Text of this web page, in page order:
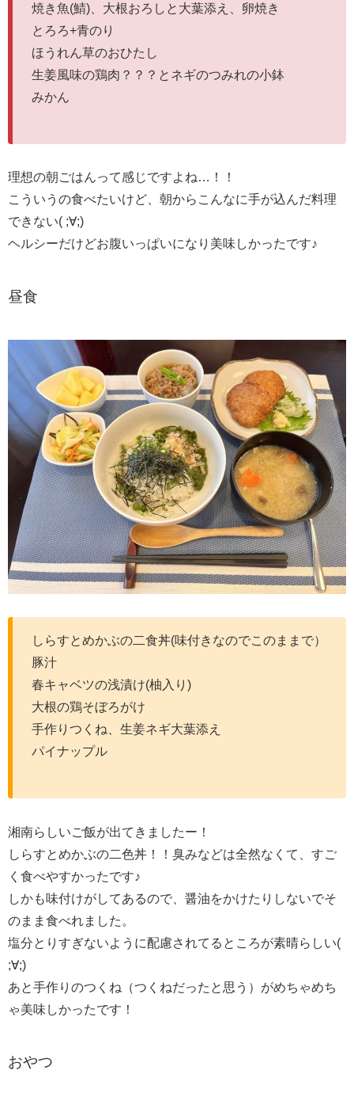
焼き魚(鯖)、大根おろしと大葉添え、卵焼き
とろろ+青のり
ほうれん草のおひたし
生姜風味の鶏肉？？？とネギのつみれの小鉢
みかん
理想の朝ごはんって感じですよね…！！
こういうの食べたいけど、朝からこんなに手が込んだ料理
できない( ;∀;)
ヘルシーだけどお腹いっぱいになり美味しかったです♪
昼食
しらすとめかぶの二食丼(味付きなのでこのままで）
豚汁
春キャベツの浅漬け(柚入り)
大根の鶏そぼろがけ
手作りつくね、生姜ネギ大葉添え
パイナップル
湘南らしいご飯が出てきましたー！
しらすとめかぶの二色丼！！臭みなどは全然なくて、すご
く食べやすかったです♪
しかも味付けがしてあるので、醤油をかけたりしないでそ
のまま食べれました。
塩分とりすぎないように配慮されてるところが素晴らしい(
;∀;)
あと手作りのつくね（つくねだったと思う）がめちゃめち
ゃ美味しかったです！
おやつ